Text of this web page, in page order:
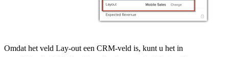
Omdat het veld Lay-out een CRM-veld is, kunt u het in